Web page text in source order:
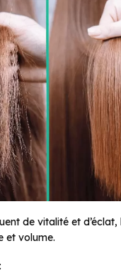
de vitalité et d’éclat,
et volume.
: